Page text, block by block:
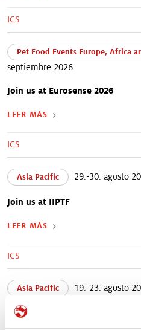
ICS
Pet Food Events Europe, Africa
septiembre 2026
Join us at Eurosense 2026
LEER MÁS
ICS
Asia Pacific 29.-30. agosto
Join us at IIPTF
LEER MÁS
ICS
Asia Pacific 19.-23. agosto
Join us at Pet Fair Asia